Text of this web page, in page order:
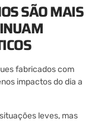
SÃO MAIS
fabricados com
impactos do dia a
leves, mas